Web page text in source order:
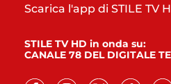
Scarica l'app di STILE TV
STILE TV HD in onda su:
CANALE 78 DEL DIGITALE